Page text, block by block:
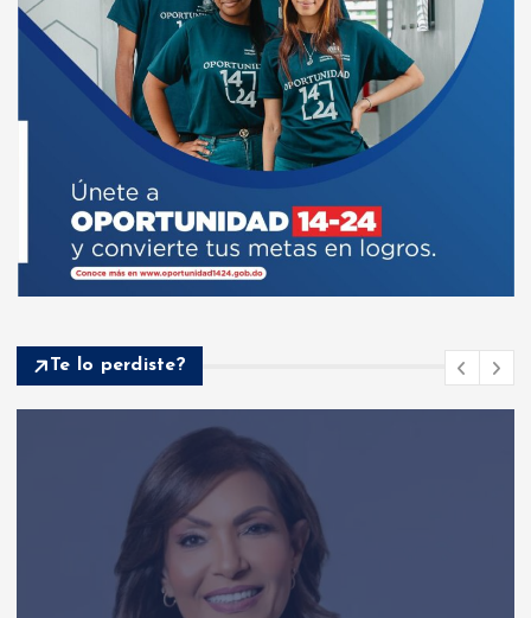
Te lo perdiste?